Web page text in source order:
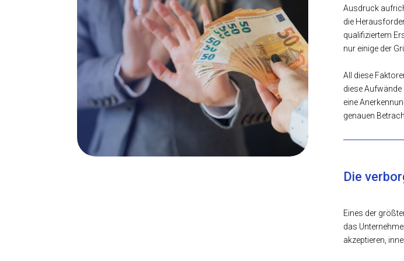
Ausdruck
die
qualifiziertem
nur einige der
All diese
diese
eine
genauen
Die
Eines der
das
akzeptieren,